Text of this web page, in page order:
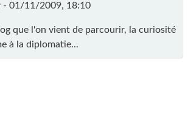
- 01/11/2009, 18:10
que l'on vient de parcourir, la curiosité
à la diplomatie...